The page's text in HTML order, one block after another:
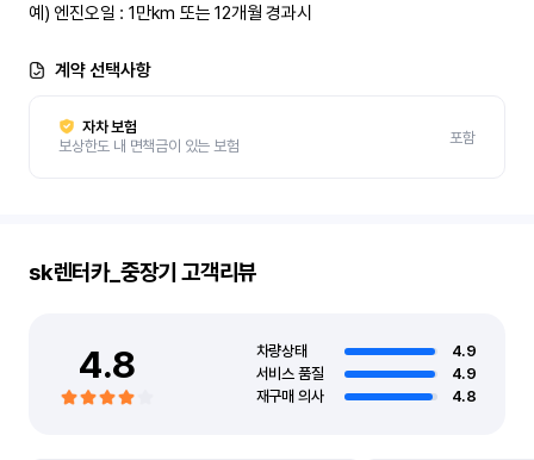
예) 엔진오일 : 1만km 또는 12개월 경과시
계약 선택사항
자차 보험
보상한도 내 면책금이 있는 보험
포함
sk렌터카_중장기 고객리뷰
4.8 차량상태
4.9
서비스 품질
4.9
재구매 의사
4.8